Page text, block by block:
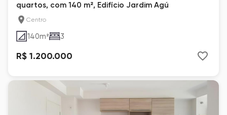
quartos, com 140 m², Edifício Jardim Agú
Centro
140m² 3
R$ 1.200.000